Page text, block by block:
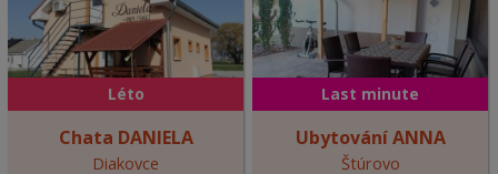
Léto
Chata DANIELA
Diakovce
Last minute
Ubytování ANNA
Štúrovo